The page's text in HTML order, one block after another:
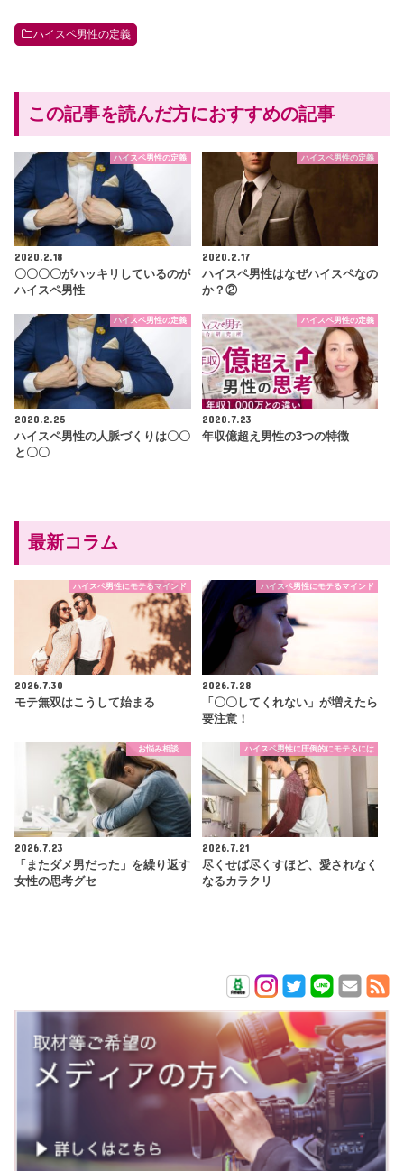
ハイスペ男性の定義
この記事を読んだ方におすすめの記事
ハイスペ男性の定義
2020.2.18
〇〇〇〇がハッキリしているのが
ハイスペ男性
ハイスペ男性の定義
2020.2.17
ハイスペ男性はなぜハイスペなの
か？②
ハイスペ男性の定義
2020.2.25
ハイスペ男性の人脈づくりは〇〇
と〇〇
ハイスペ男性の定義
2020.7.23
年収億超え男性の3つの特徴
最新コラム
ハイスペ男性にモテるマインド
2026.7.30
モテ無双はこうして始まる
ハイスペ男性にモテるマインド
2026.7.28
「〇〇してくれない」が増えたら
要注意！
お悩み相談
2026.7.23
「またダメ男だった」を繰り返す
女性の思考グセ
ハイスペ男性に圧倒的にモテるには
2026.7.21
尽くせば尽くすほど、愛されなく
なるカラクリ